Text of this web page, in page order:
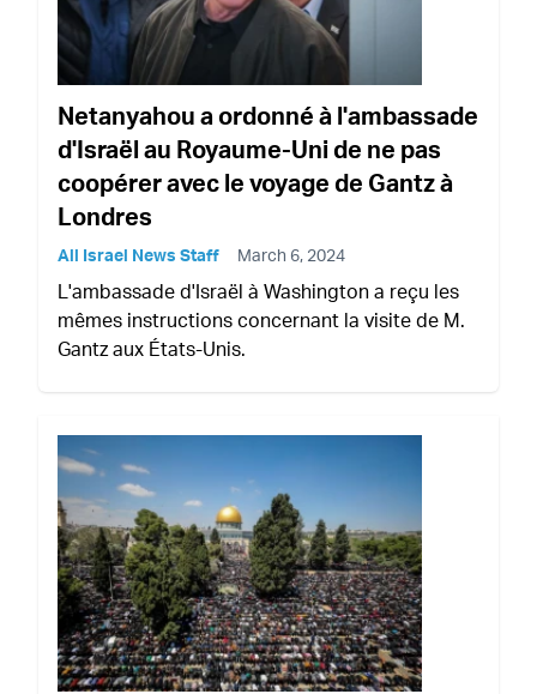
Netanyahou a ordonné à l'ambassade
d'Israël au Royaume-Uni de ne pas
coopérer avec le voyage de Gantz à
Londres
All Israel News Staff March 6, 2024
L'ambassade d'Israël à Washington a reçu les
mêmes instructions concernant la visite de M.
Gantz aux États-Unis.